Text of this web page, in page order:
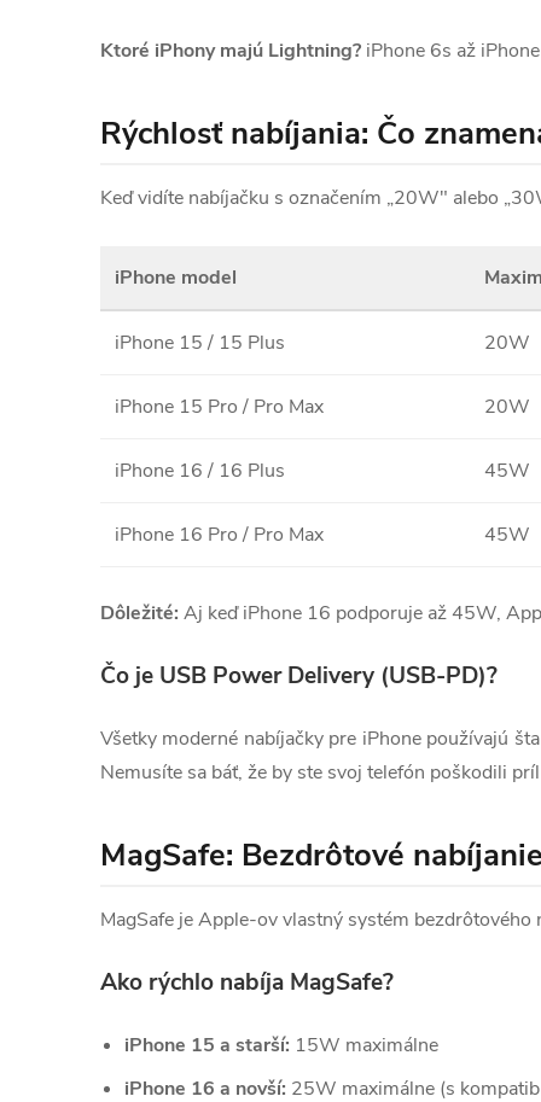
Ktoré iPhony majú Lightning? iPhone 6s až
Rýchlosť nabíjania: Čo
Keď vidíte nabíjačku s označením „20W" alebo
iPhone model
iPhone 15 / 15 Plus 20W
iPhone 15 Pro / Pro Max 20W
iPhone 16 / 16 Plus 45W
iPhone 16 Pro / Pro Max 45W
Dôležité: Aj keď iPhone 16 podporuje až 45W,
Čo je USB Power Delivery (USB-PD)?
Všetky moderné nabíjačky pre iPhone používajú
Nemusíte sa báť, že by ste svoj telefón poškodili
MagSafe: Bezdrôtové
MagSafe je Apple-ov vlastný systém
Ako rýchlo nabíja MagSafe?
iPhone 15 a starší: 15W maximálne
iPhone 16 a novší: 25W maximálne (s